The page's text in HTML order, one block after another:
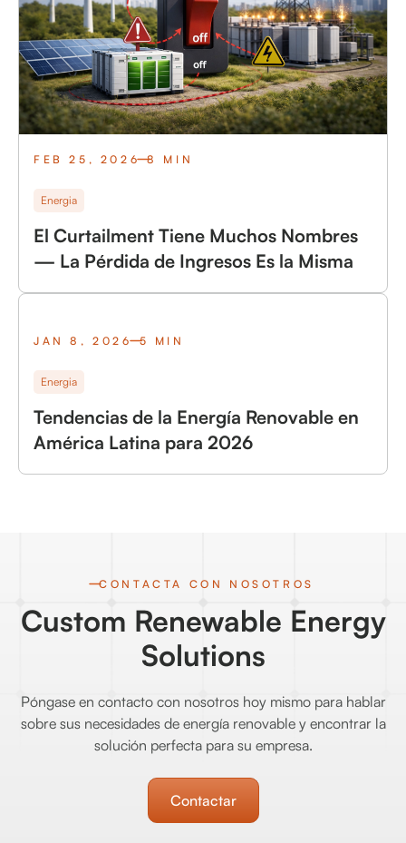
FEB 25, 2026 8 MIN
Energia
El Curtailment Tiene Muchos Nombres
— La Pérdida de Ingresos Es la Misma
JAN 8, 2026 5 MIN
Energia
Tendencias de la Energía Renovable en
América Latina para 2026
CONTACTA CON NOSOTROS
Custom Renewable Energy
Solutions
Póngase en contacto con nosotros hoy mismo para hablar
sobre sus necesidades de energía renovable y encontrar la
solución perfecta para su empresa.
Contactar